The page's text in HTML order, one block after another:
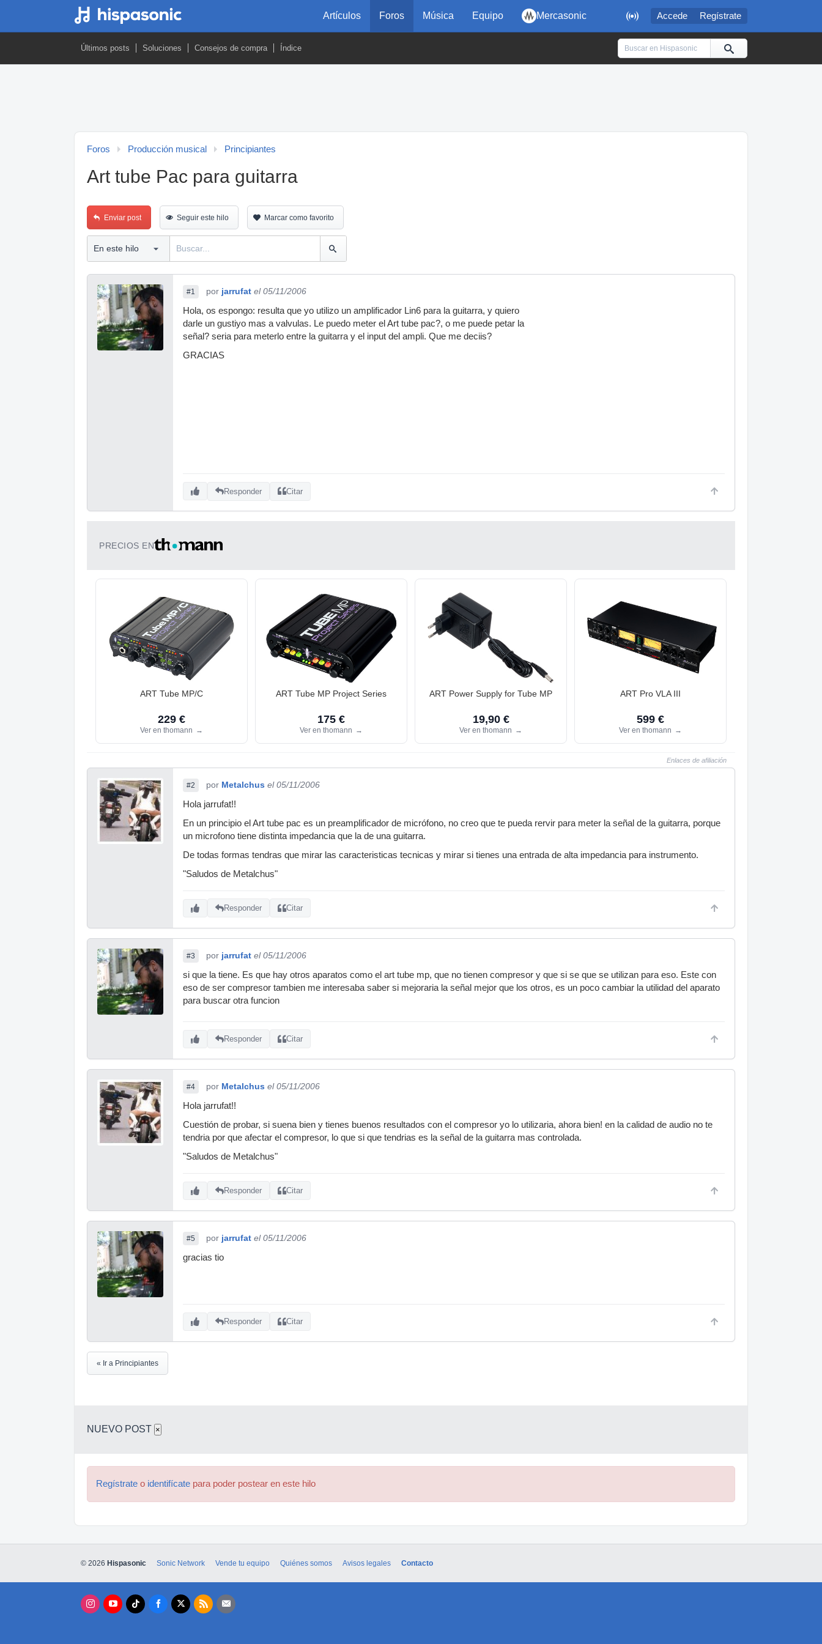
 Accede Regístrate
Artículos Foros Música Equipo Mercasonic
Últimos posts Soluciones Consejos de compra Índice
Foros Producción musical Principiantes
Art tube Pac para guitarra
Enviar post Seguir este hilo Marcar como favorito
#1 por jarrufat el 05/11/2006
Hola, os espongo: resulta que yo utilizo un amplificador Lin6 para la guitarra, y quiero
darle un gustiyo mas a valvulas. Le puedo meter el Art tube pac?, o me puede petar la
señal? seria para meterlo entre la guitarra y el input del ampli. Que me deciis?
GRACIAS
Responder Citar
PRECIOS EN
ART Tube MP/C
229 €
Ver en thomann →
ART Tube MP Project Series
175 €
Ver en thomann →
ART Power Supply for Tube MP
19,90 €
Ver en thomann →
ART Pro VLA III
599 €
Ver en thomann →
Enlaces de afiliación
#2 por Metalchus el 05/11/2006
Hola jarrufat!!
En un principio el Art tube pac es un preamplificador de micrófono, no creo que te pueda rervir para meter la señal de la guitarra, porque
un microfono tiene distinta impedancia que la de una guitarra.
De todas formas tendras que mirar las caracteristicas tecnicas y mirar si tienes una entrada de alta impedancia para instrumento.
"Saludos de Metalchus"
Responder Citar
#3 por jarrufat el 05/11/2006
si que la tiene. Es que hay otros aparatos como el art tube mp, que no tienen compresor y que si se que se utilizan para eso. Este con
eso de ser compresor tambien me interesaba saber si mejoraria la señal mejor que los otros, es un poco cambiar la utilidad del aparato
para buscar otra funcion
Responder Citar
#4 por Metalchus el 05/11/2006
Hola jarrufat!!
Cuestión de probar, si suena bien y tienes buenos resultados con el compresor yo lo utilizaria, ahora bien! en la calidad de audio no te
tendria por que afectar el compresor, lo que si que tendrias es la señal de la guitarra mas controlada.
"Saludos de Metalchus"
Responder Citar
#5 por jarrufat el 05/11/2006
gracias tio
Responder Citar
« Ir a Principiantes
NUEVO POST ×
Regístrate o identifícate para poder postear en este hilo
© 2026 Hispasonic Sonic Network Vende tu equipo Quiénes somos Avisos legales Contacto